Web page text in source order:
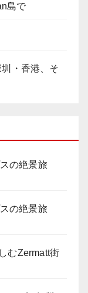
島で
・香港、そ
スの絶景旅
スの絶景旅
むZermatt街